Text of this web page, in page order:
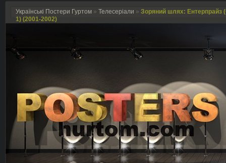
Українські Постери Гуртом » Телесеріали » Зоряний шлях: Ентерпрайз
1) (2001-2002)